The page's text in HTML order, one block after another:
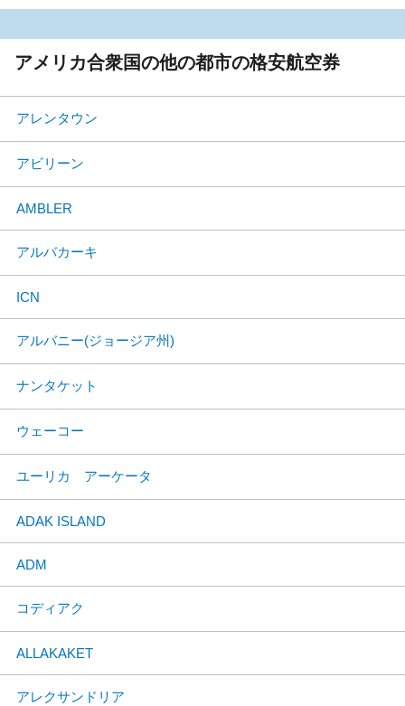
アメリカ合衆国の他の都市の格安航空券
アレンタウン
アビリーン
AMBLER
アルバカーキ
ICN
アルバニー(ジョージア州)
ナンタケット
ウェーコー
ユーリカ アーケータ
ADAK ISLAND
ADM
コディアク
ALLAKAKET
アレクサンドリア